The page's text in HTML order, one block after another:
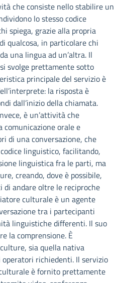
che consiste nello stabilire
lo stesso codice
spiega, grazie alla propria
qualcosa, in particolare chi
una lingua ad un’altra. Il
svolge prettamente sotto
principale del servizio è
la risposta è
dall’inizio della chiamata.
è un’attività che
orale e
di una conversazione, che
linguistico, facilitando,
linguistica fra le parti, ma
creando, dove è possibile,
di andare oltre le reciproche
culturale è un agente
tra i partecipanti
linguistiche differenti. Il suo
la comprensione. È
sia quella nativa
operatori richiedenti. Il servizio
è fornito prettamente